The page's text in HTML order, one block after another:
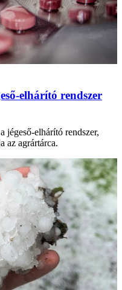
elhárító rendszer
jégeső-elhárító rendszer,
az agrártárca.